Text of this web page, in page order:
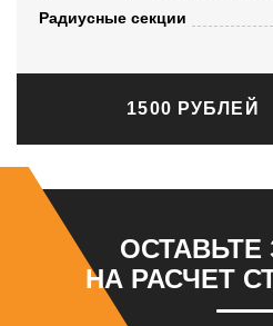
Радиусные секции
1500 РУБЛЕЙ
ОСТАВЬТЕ
НА РАСЧЕТ